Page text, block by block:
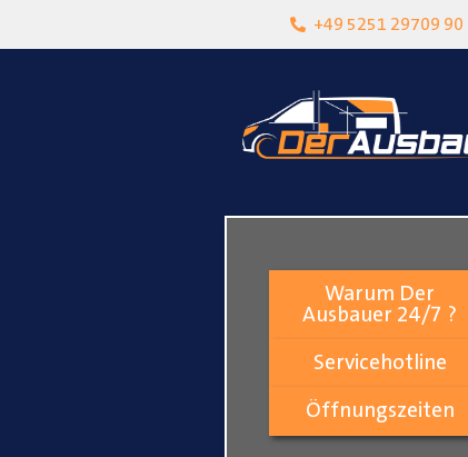
+49 5251 29709 90
Über 15 Jahre Erfahrung
Warum Der
Ausbauer 24/7 ?
Servicehotline
Öffnungszeiten